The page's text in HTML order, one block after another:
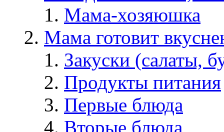
Мама-хозяюшка
Мама готовит
Закуски (салаты,
Продукты питания
Первые блюда
Вторые блюда